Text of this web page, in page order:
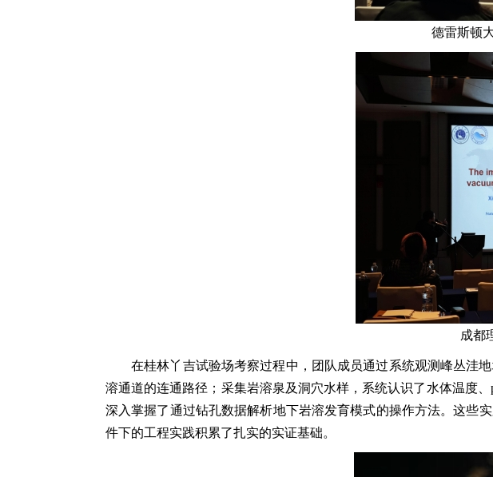
德雷斯顿
成都
在桂林丫吉试验场考察过程中，团队成员通过系统观测峰丛洼
溶通道的连通路径；采集岩溶泉及洞穴水样，系统认识了水体温度
深入掌握了通过钻孔数据解析地下岩溶发育模式的操作方法。这些
件下的工程实践积累了扎实的实证基础。